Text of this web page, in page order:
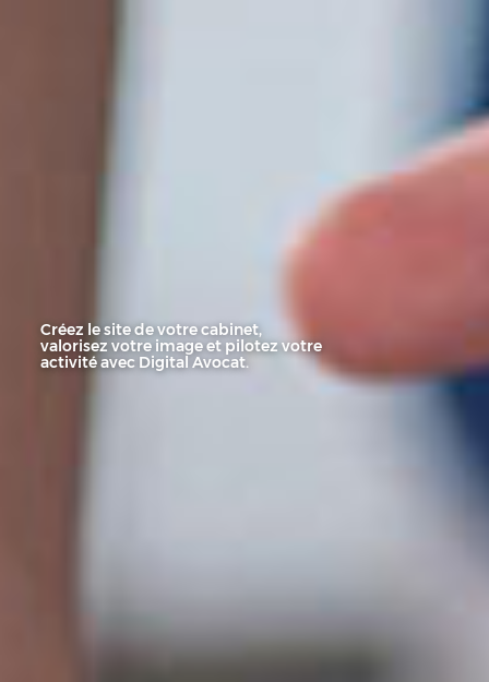
Créez le site de votre cabinet,
valorisez votre image et pilotez votre
activité avec Digital Avocat.